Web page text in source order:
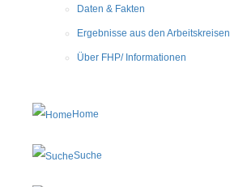
Daten & Fakten
Ergebnisse aus den Arbeitskreisen
Über FHP/ Informationen
Home
Suche